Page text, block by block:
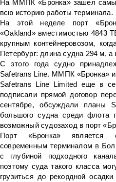
На ММПК «Бронка» зашел
всю историю работы терминала.
На этой неделе порт
«Oakland» вместимостью 4843
крупным контейнеровозом,
Петербург: длина судна 294 м, а
С этого года судно
Safetrans Line. ММПК «Бронка» и
Safetrans Line Limited еще в
подписали прямой договор
сентябре, обсуждали планы
большого судна среди флота
возможный судозаход в порт
Порт «Бронка» является
современным терминалом в
с глубиной подходного
поэтому суда такого класса
грузиться до рекордной